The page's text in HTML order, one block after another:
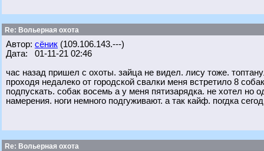
Re: Вольерная охота
Автор: сёник (109.106.143.---)
Дата: 01-11-21 02:46
час назад пришел с охоты. зайца не видел. лису тоже.
проходя недалеко от городской свалки меня встретило 8
подпускать. собак восемь а у меня пятизарядка. не хотел но
намерения. ноги немного подгуживают. а так кайф. погдка
Re: Вольерная охота